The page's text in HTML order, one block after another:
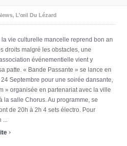
, L’œil Du Lézard
la vie culturelle mancelle reprend bon an
droits malgré les obstacles, une
événementielle vient y
patte. « Bande Passante » se lance en
Septembre pour une soirée dansante,
» organisée en partenariat avec la ville
la salle Chorus. Au programme, se
de 20h à 2h 4 sets électro. Pour
...
›